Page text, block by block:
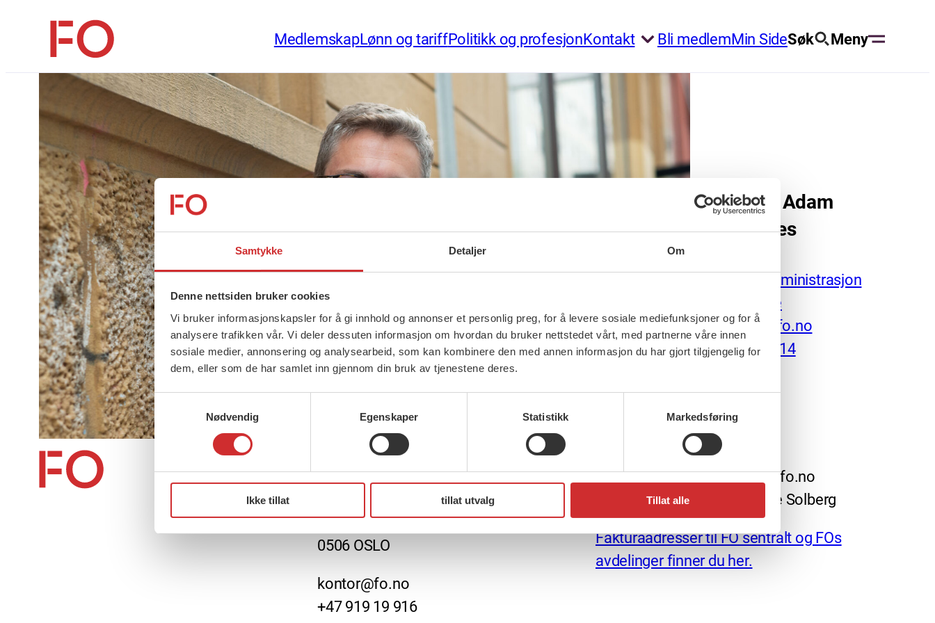
Samtykke Detaljer Om
Denne nettsiden bruker cookies
Vi bruker informasjonskapsler for å gi innhold og annonser et personlig preg, for å levere sosiale mediefunksjoner og for å
analysere trafikken vår. Vi deler dessuten informasjon om hvordan du bruker nettstedet vårt, med partnerne våre innen
sosiale medier, annonsering og analysearbeid, som kan kombinere den med annen informasjon du har gjort tilgjengelig for
dem, eller som de har samlet inn gjennom din bruk av tjenestene deres.
Samtykkevalg
Nødvendig
Egenskaper Statistikk Markedsføring
Ikke tillat tillat utvalg Tillat alle
innholdFO
(Fellesorganisasjonen)
MedlemskapLønn og tariffPolitikk og profesjonKontakt Bli medlemMin SideSøk Meny
Benny Adam
Winsnes
Leder administrasjon
og støtte
benny@fo.no
458 54 614
FO (Fellesorganisasjonen)
Pb. 4693 Sofienberg
0506 OSLO
kontor@fo.no
+47 919 19 916
Nettredaktør: nettredaktor@fo.no
Ansvarlig redaktør: Marianne Solberg
Fakturaadresser til FO sentralt og FOs
avdelinger finner du her.